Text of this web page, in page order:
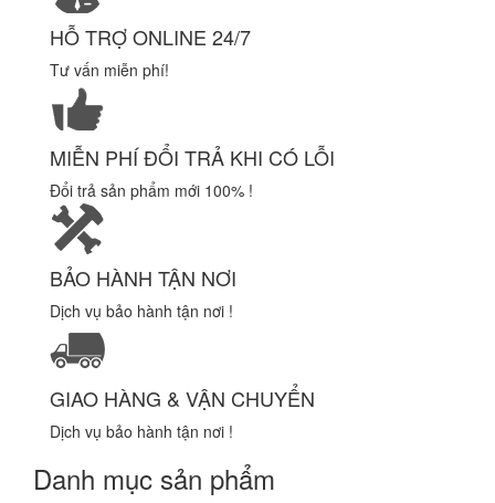
HỖ TRỢ ONLINE 24/7
Tư vấn miễn phí!
MIỄN PHÍ ĐỔI TRẢ KHI CÓ LỖI
Đổi trả sản phẩm mới 100% !
BẢO HÀNH TẬN NƠI
Dịch vụ bảo hành tận nơi !
GIAO HÀNG & VẬN CHUYỂN
Dịch vụ bảo hành tận nơi !
Danh mục sản phẩm